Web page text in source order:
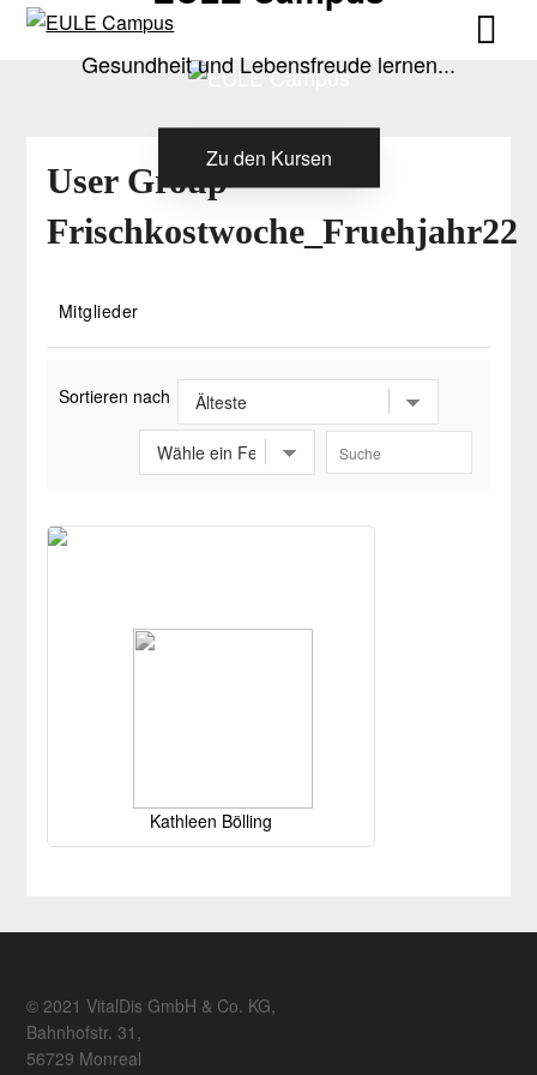
Skip
Skip
Gesundheit und Lebensfreude lernen...
Zu den Kursen
User Group –
Frischkostwoche_Fruehjahr22
Mitglieder
Sortieren nach
Kathleen Bölling
© 2021 VitalDis GmbH & Co. KG,
Bahnhofstr. 31,
56729 Monreal